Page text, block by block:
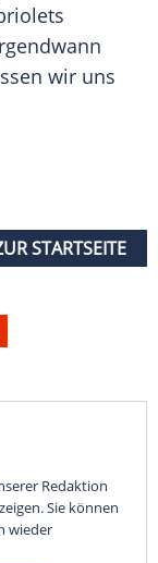
wir uns
STARTSEITE
Redaktion
Sie können
wieder